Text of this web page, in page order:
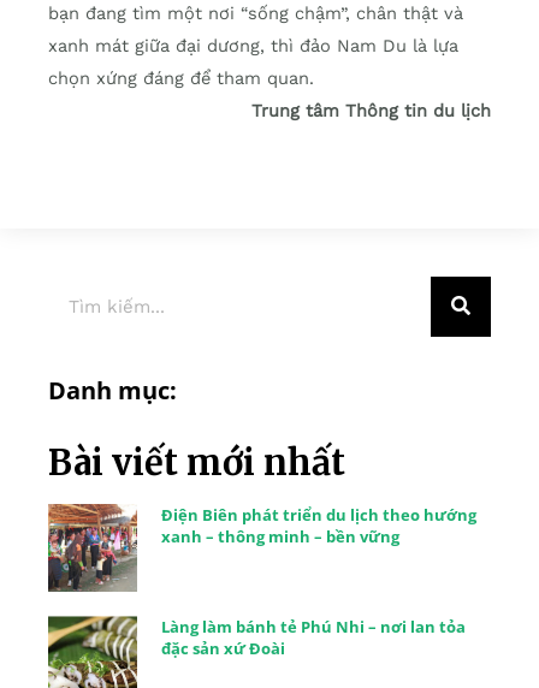
bạn đang tìm một nơi “sống chậm”, chân thật và
xanh mát giữa đại dương, thì đảo Nam Du là lựa
chọn xứng đáng để tham quan.
Trung tâm Thông tin du lịch
Danh mục:
Bài viết mới nhất
Điện Biên phát triển du lịch theo hướng
xanh – thông minh – bền vững
Làng làm bánh tẻ Phú Nhi – nơi lan tỏa
đặc sản xứ Đoài